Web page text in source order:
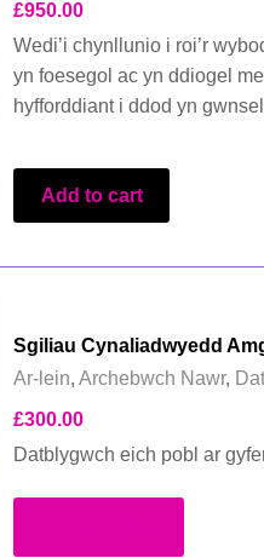
£950.00
Wedi’i chynllunio i roi’r
yn foesegol ac yn ddiogel
hyfforddiant i ddod yn
Add to cart
Sgiliau Cynaliadwyedd
Ar-lein, Archebwch Nawr,
£300.00
Datblygwch eich pobl ar